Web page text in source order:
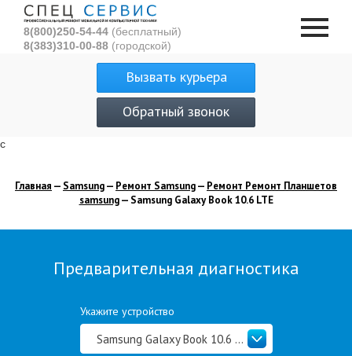
с
8(800)250-54-44 (бесплатный)
8(383)310-00-88 (городской)
Вызвать курьера
Обратный звонок
Главная — Samsung— Ремонт Samsung— Ремонт Ремонт Планшетов
samsung— Samsung Galaxy Book 10.6 LTE
Предварительная диагностика
Укажите устройство
Samsung Galaxy Book 10.6 LTE